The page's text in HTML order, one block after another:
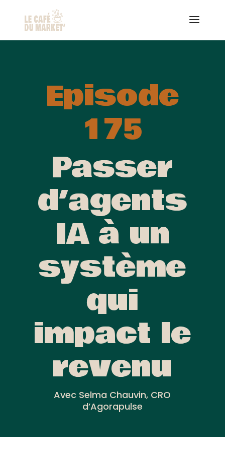
Episode
175
Passer
d’agents
IA à un
système
qui
impact le
revenu
Avec Selma Chauvin, CRO
d’Agorapulse